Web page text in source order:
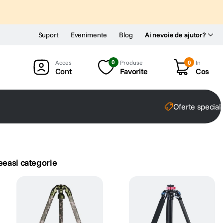
Ai nevoie de ajutor?
Suport Evenimente Blog
Cont
0 Produse
Favorite
0 In
Cos
Oferte
categorie